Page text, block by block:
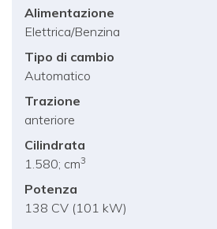
Alimentazione
Elettrica/Benzina
Tipo di cambio
Automatico
Trazione
anteriore
Cilindrata
1.580; cm3
Potenza
138 CV (101 kW)